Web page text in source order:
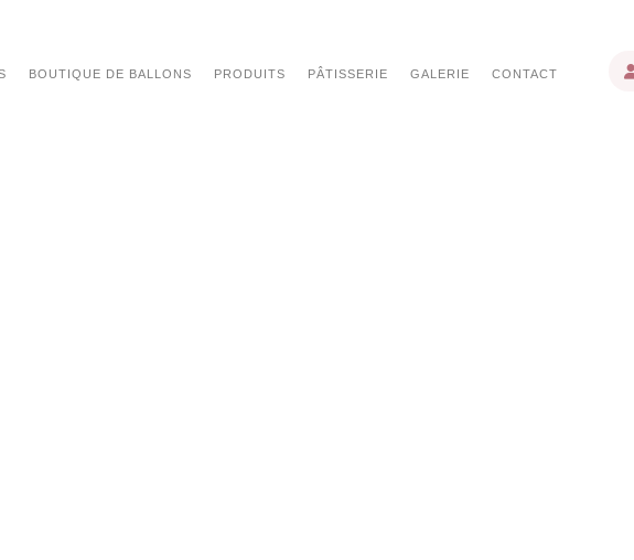
BOUTIQUE DE BALLONS PRODUITS PÂTISSERIE GALERIE CONTACT